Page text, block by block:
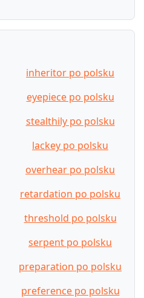
inheritor po polsku
eyepiece po polsku
stealthily po polsku
lackey po polsku
overhear po polsku
retardation po polsku
threshold po polsku
serpent po polsku
preparation po polsku
preference po polsku